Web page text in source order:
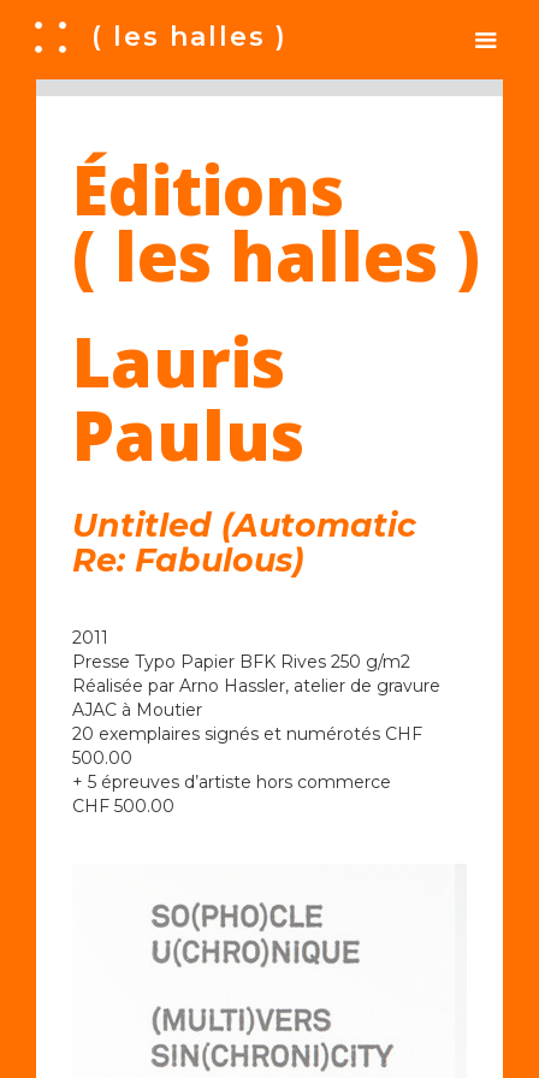
A ( les halles )
Éditions
( les halles )
Lauris
Paulus
Untitled (Automatic
Re: Fabulous)
2011
Presse Typo Papier BFK Rives 250 g/m2
Réalisée par Arno Hassler, atelier de gravure
AJAC à Moutier
20 exemplaires signés et numérotés CHF
500.00
+ 5 épreuves d’artiste hors commerce
CHF 500.00